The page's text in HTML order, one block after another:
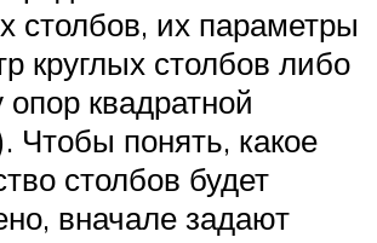
столбов, их параметры
круглых столбов либо
квадратной
Чтобы понять, какое
столбов будет
вначале задают